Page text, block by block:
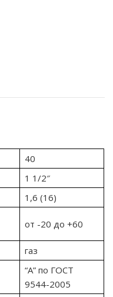
40
1 1/2″
1,6 (16)
от -20 до +60
газ
“А” по ГОСТ
9544-2005